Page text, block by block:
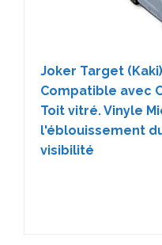
Joker Target
Compatible avec
Toit vitré. Vinyle
l'éblouissement
visibilité